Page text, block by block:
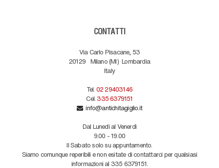
CONTATTI
Via Carlo Pisacane, 53
20129 Milano (MI) Lombardia
Italy
Tel. 02 29403146
Cel. 335 6379151
info@antichitagiglio.it
Dal Lunedì al Venerdì
9.00 - 19.00
Il Sabato solo su appuntamento.
Siamo comunque reperibili e non esitate di contattarci per qualsiasi
informazioni al 335 6379151.